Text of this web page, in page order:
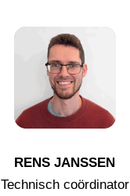
RENS JANSSEN
Technisch coördinator